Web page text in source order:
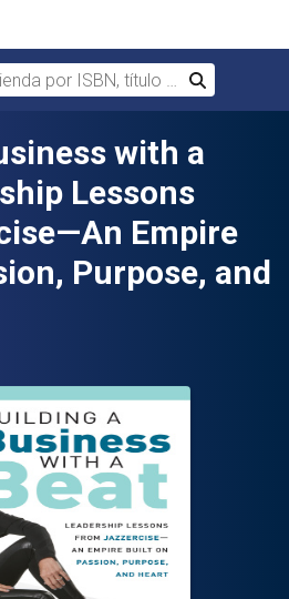
por ISBN, título o autor
Buscar
with a
Lessons
Empire
Purpose, and